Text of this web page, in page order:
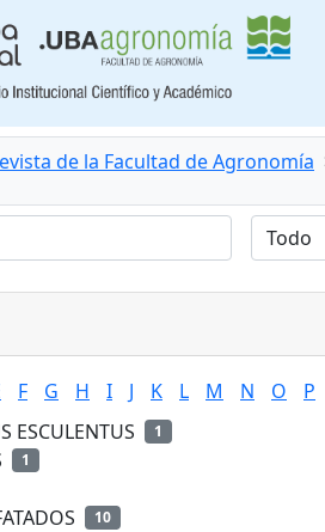
de la Facultad de Agronomía
F G H I J K L M N O P
ESCULENTUS
1
1
10